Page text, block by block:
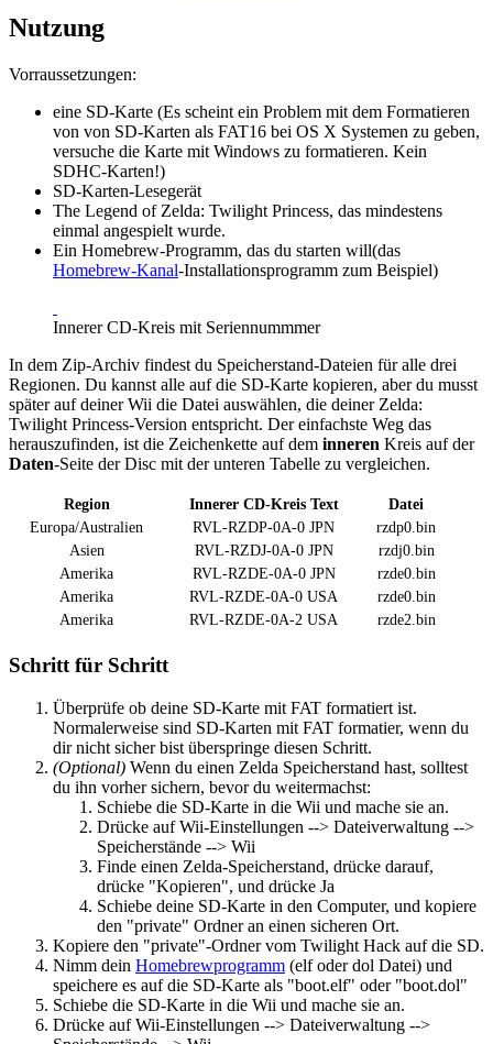
Nutzung
Vorraussetzungen:
eine SD-Karte (Es scheint ein Problem mit dem Formatieren
von von SD-Karten als FAT16 bei OS X Systemen zu geben,
versuche die Karte mit Windows zu formatieren. Kein
SDHC-Karten!)
SD-Karten-Lesegerät
The Legend of Zelda: Twilight Princess, das mindestens
einmal angespielt wurde.
Ein Homebrew-Programm, das du starten will(das
Homebrew-Kanal-Installationsprogramm zum Beispiel)
Innerer CD-Kreis mit Seriennummmer
In dem Zip-Archiv findest du Speicherstand-Dateien für alle drei
Regionen. Du kannst alle auf die SD-Karte kopieren, aber du musst
später auf deiner Wii die Datei auswählen, die deiner Zelda:
Twilight Princess-Version entspricht. Der einfachste Weg das
herauszufinden, ist die Zeichenkette auf dem inneren Kreis auf der
Daten-Seite der Disc mit der unteren Tabelle zu vergleichen.
Region Innerer CD-Kreis Text
Datei
Europa/Australien
RVL-RZDP-0A-0 JPN
rzdp0.bin
Asien
RVL-RZDJ-0A-0 JPN
rzdj0.bin
Amerika
RVL-RZDE-0A-0 JPN
rzde0.bin
Amerika
RVL-RZDE-0A-0 USA
rzde0.bin
Amerika
RVL-RZDE-0A-2 USA rzde2.bin
Schritt für Schritt
Überprüfe ob deine SD-Karte mit FAT formatiert ist.
Normalerweise sind SD-Karten mit FAT formatier, wenn du
dir nicht sicher bist überspringe diesen Schritt.
(Optional) Wenn du einen Zelda Speicherstand hast, solltest
du ihn vorher sichern, bevor du weitermachst:
Schiebe die SD-Karte in die Wii und mache sie an.
Drücke auf Wii-Einstellungen --> Dateiverwaltung -->
Speicherstände --> Wii
Finde einen Zelda-Speicherstand, drücke darauf,
drücke "Kopieren", und drücke Ja
Schiebe deine SD-Karte in den Computer, und kopiere
den "private" Ordner an einen sicheren Ort.
Kopiere den "private"-Ordner vom Twilight Hack auf die SD.
Nimm dein Homebrewprogramm (elf oder dol Datei) und
speichere es auf die SD-Karte als "boot.elf" oder "boot.dol"
Schiebe die SD-Karte in die Wii und mache sie an.
Drücke auf Wii-Einstellungen --> Dateiverwaltung -->